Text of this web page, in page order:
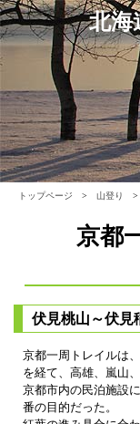
北海
トップページ > 山登り
京都
伏見桃山～伏見
京都一周トレイルは
を経て、高雄、嵐山
京都市内の民泊施設
番の目的だった。